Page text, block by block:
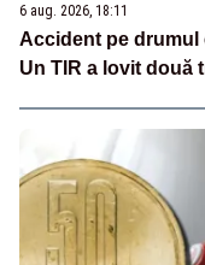
6 aug. 2026, 18:11
Accident pe drumul
Un TIR a lovit două